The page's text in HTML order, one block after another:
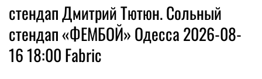
стендап Дмитрий Тютюн. Сольный
стендап «ФЕМБОЙ» Одесса 2026-08-
16 18:00 Fabric